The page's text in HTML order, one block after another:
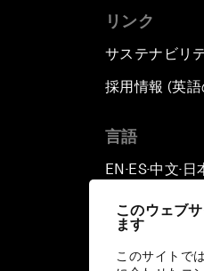
このウェブ
ます
このサイトで
リンク
サステナビリ
採用情報 (英語
言語
EN ▪ES▪中文▪ 日